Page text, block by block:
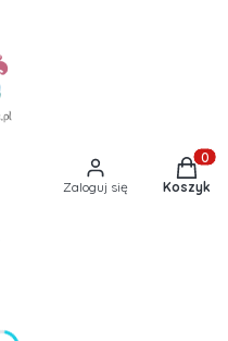
Zaloguj się Koszyk